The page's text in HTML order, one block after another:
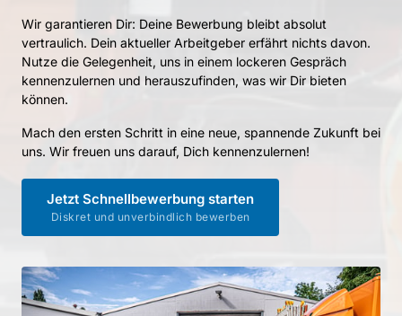
Wir garantieren Dir: Deine Bewerbung bleibt
vertraulich. Dein aktueller Arbeitgeber erfährt nichts
Nutze die Gelegenheit, uns in einem lockeren
kennenzulernen und herauszufinden, was wir Dir
können.
Mach den ersten Schritt in eine neue, spannende Zukunft
uns. Wir freuen uns darauf, Dich kennenzulernen!
Jetzt Schnellbewerbung starten
Diskret und unverbindlich bewerben